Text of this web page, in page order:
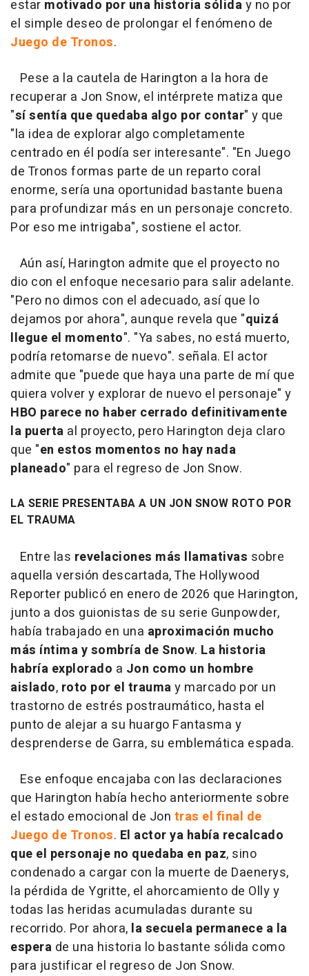
estar motivado por una historia sóliday no por
el simple deseo de prolongar el fenómeno de
Juego de Tronos.
Pese a la cautela de Harington a la hora de
recuperar a Jon Snow, el intérprete matiza que
"sí sentía que quedaba algo por contar" y que
"la idea de explorar algo completamente
centrado en él podía ser interesante". "En Juego
de Tronos formas parte de un reparto coral
enorme, sería una oportunidad bastante buena
para profundizar más en un personaje concreto.
Por eso me intrigaba", sostiene el actor.
Aún así, Harington admite que el proyecto no
dio con el enfoque necesario para salir adelante.
"Pero no dimos con el adecuado, así que lo
dejamos por ahora", aunque revela que "quizá
llegue el momento". "Ya sabes, no está muerto,
podría retomarse de nuevo". señala. El actor
admite que "puede que haya una parte de mí que
quiera volver y explorar de nuevo el personaje" y
HBO parece no haber cerrado definitivamente
la puerta al proyecto, pero Harington deja claro
que "en estos momentos no hay nada
planeado" para el regreso de Jon Snow.
LA SERIE PRESENTABA A UN JON SNOW ROTO POR
EL TRAUMA
Entre las revelaciones más llamativas sobre
aquella versión descartada, The Hollywood
Reporter publicó en enero de 2026 que Harington,
junto a dos guionistas de su serie Gunpowder,
había trabajado en una aproximación mucho
más íntima y sombría de Snow. La historia
habría explorado a Jon como un hombre
aislado, roto por el traumay marcado por un
trastorno de estrés postraumático, hasta el
punto de alejar a su huargo Fantasma y
desprenderse de Garra, su emblemática espada.
Ese enfoque encajaba con las declaraciones
que Harington había hecho anteriormente sobre
el estado emocional de Jon tras el final de
Juego de Tronos. El actor ya había recalcado
que el personaje no quedaba en paz, sino
condenado a cargar con la muerte de Daenerys,
la pérdida de Ygritte, el ahorcamiento de Olly y
todas las heridas acumuladas durante su
recorrido. Por ahora, la secuela permanece a la
espera de una historia lo bastante sólida como
para justificar el regreso de Jon Snow.